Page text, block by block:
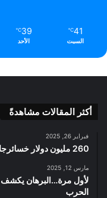
41
℃
السبت
39
℃
الأحد
أكثر المقالات مشاهدةً
فبراير 26, 2025
260 مليون دولار خسائرجامعة السودان للعلوم والتكنولوجيا جراء الحرب
مارس 12, 2025
لأول مرة…البرهان يكشف
الحرب